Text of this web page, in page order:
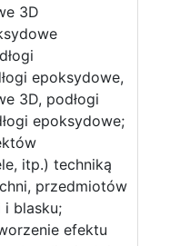
3D
epoksydowe,
3D, podłogi
epoksydowe;
itp.) techniką
przedmiotów
i blasku;
efektu